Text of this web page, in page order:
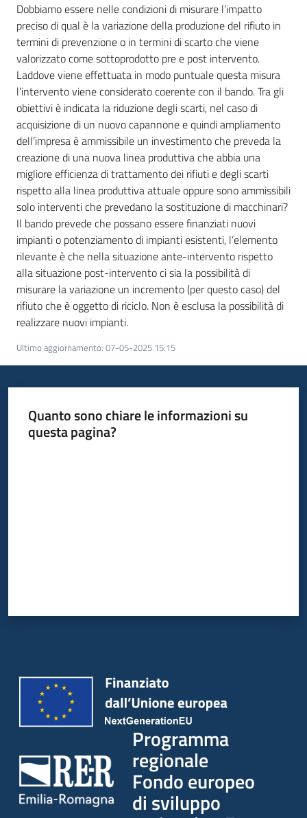
Dobbiamo essere nelle condizioni di misurare l’impatto
preciso di qual è la variazione della produzione del rifiuto in
termini di prevenzione o in termini di scarto che viene
valorizzato come sottoprodotto pre e post intervento.
Laddove viene effettuata in modo puntuale questa misura
l’intervento viene considerato coerente con il bando. Tra gli
obiettivi è indicata la riduzione degli scarti, nel caso di
acquisizione di un nuovo capannone e quindi ampliamento
dell’impresa è ammissibile un investimento che preveda la
creazione di una nuova linea produttiva che abbia una
migliore efficienza di trattamento dei rifiuti e degli scarti
rispetto alla linea produttiva attuale oppure sono ammissibili
solo interventi che prevedano la sostituzione di macchinari?
Il bando prevede che possano essere finanziati nuovi
impianti o potenziamento di impianti esistenti, l’elemento
rilevante è che nella situazione ante-intervento rispetto
alla situazione post-intervento ci sia la possibilità di
misurare la variazione un incremento (per questo caso) del
rifiuto che è oggetto di riciclo. Non è esclusa la possibilità di
realizzare nuovi impianti.
Ultimo aggiornamento: 07-05-2025 15:15
Quanto sono chiare le informazioni su
questa pagina?
Programma
regionale
Fondo europeo
di sviluppo